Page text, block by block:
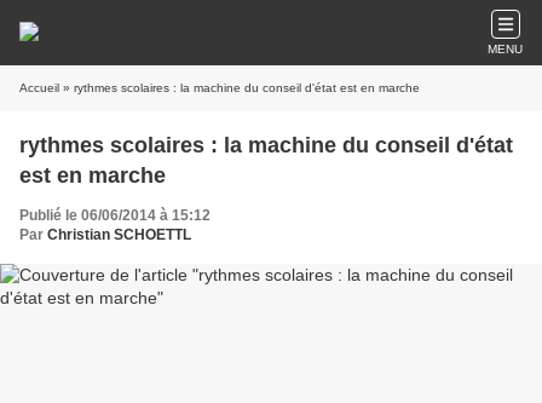
MENU
Accueil » rythmes scolaires : la machine du conseil d'état est en marche
rythmes scolaires : la machine du conseil d'état
est en marche
Publié le 06/06/2014 à 15:12
Par Christian SCHOETTL